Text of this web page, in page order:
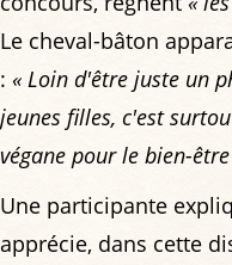
Le cheval-bâton
: « Loin d'être juste un
jeunes filles, c'est
végane pour le bien-
Une participante
apprécie, dans cette